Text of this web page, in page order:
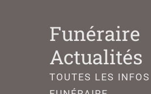
Funéraire
Actualités
TOUTES LES